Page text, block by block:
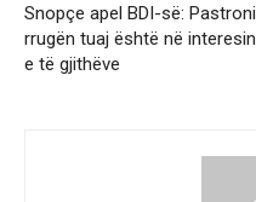
Snopçe apel BDI-së: Pastroni
rrugën tuaj është në interesin
e të gjithëve